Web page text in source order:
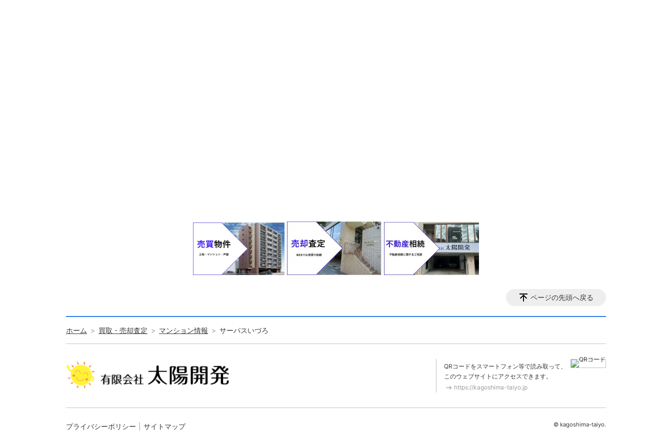
ページの先頭へ戻る
ホーム 買取・売却査定 マンション情報 サーパスいづろ
QRコードをスマートフォン等で読み取って、
このウェブサイトにアクセスできます。
https://kagoshima-taiyo.jp
プライバシーポリシー サイトマップ © kagoshima-taiyo.